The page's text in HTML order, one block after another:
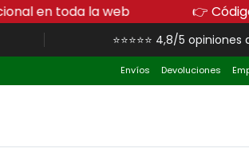
de descuento adicional en toda la web
⭐⭐⭐⭐⭐ 4,8/5
Envíos Devoluciones